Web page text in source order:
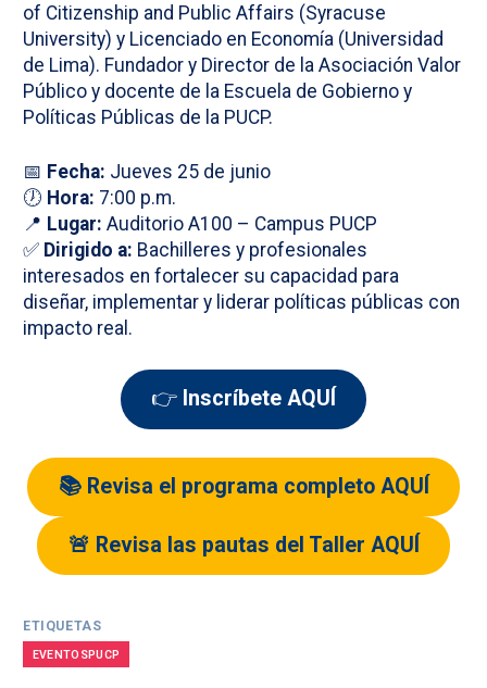
of Citizenship and Public Affairs (Syracuse
University) y Licenciado en Economía (Universidad
de Lima). Fundador y Director de la Asociación Valor
Público y docente de la Escuela de Gobierno y
Políticas Públicas de la PUCP.
📅 Fecha: Jueves 25 de junio
🕖 Hora: 7:00 p.m.
📍 Lugar: Auditorio A100 – Campus PUCP
✅ Dirigido a: Bachilleres y profesionales
interesados en fortalecer su capacidad para
diseñar, implementar y liderar políticas públicas con
impacto real.
👉 Inscríbete AQUÍ
📚 Revisa el programa completo AQUÍ
🚨 Revisa las pautas del Taller AQUÍ
ETIQUETAS
EVENTOSPUCP